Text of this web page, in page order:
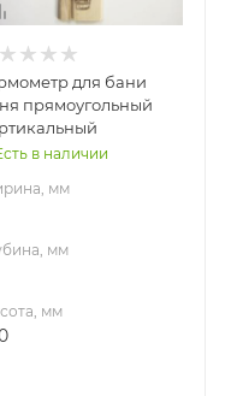
для бани
прямоугольный
в наличии
мм
мм
мм